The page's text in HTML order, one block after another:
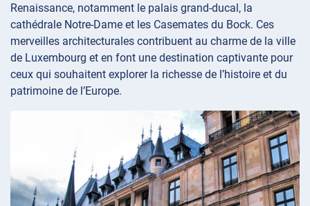
Renaissance, notamment le palais grand-ducal, la
cathédrale Notre-Dame et les Casemates du Bock. Ces
merveilles architecturales contribuent au charme de la ville
de Luxembourg et en font une destination captivante pour
ceux qui souhaitent explorer la richesse de l’histoire et du
patrimoine de l’Europe.